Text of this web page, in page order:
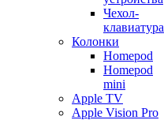
Чехол-
клавиатура
Колонки
Homepod
Homepod
mini
Apple TV
Apple Vision Pro